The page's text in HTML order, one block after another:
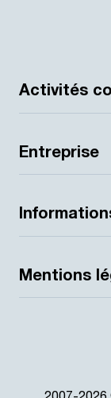
Activités
Entreprise
Mentions